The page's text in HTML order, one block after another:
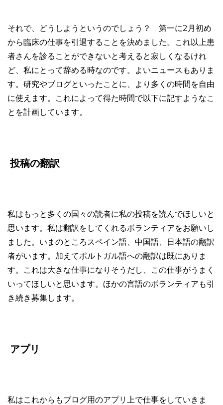
それで、どうしようというのでしょう？ 第一に2月初め
から臨床の仕事を引退することを決めました。これ以上患
者さんを診ることができないと考えると寂しくなるけれ
ど、私にとって辞める時なのです。よいニュースもありま
す。研究やブログといったことに、より多くの時間を自由
に使えます。これによって得た時間で以下に記すようなこ
とを計画しています。
投稿の翻訳
私はもっと多くの国々の読者に私の投稿を読んでほしいと
思います。私は翻訳をしてくれるボランティアをお願いし
ました。いまのところスペイン語、中国語、日本語の翻訳
者がいます。加えてポルトガル語への翻訳は既にありま
す。これは大きな仕事になりそうだし、この仕事がうまく
いってほしいと思います。ほかの言語のボランティアも引
き続き募集します。
アプリ
私はこれからもブログ用のアプリ上で仕事をしていきま